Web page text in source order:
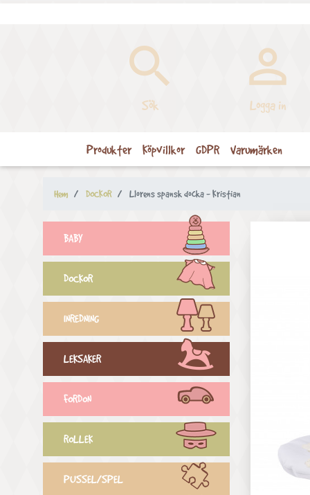

Sök

Logga in
Produkter Köpvillkor GDPR Varumärken
Hem DOCKOR Llorens spansk docka - Kristian
BABY
DOCKOR
INREDNING
LEKSAKER
FORDON
ROLLEK
PUSSEL/SPEL